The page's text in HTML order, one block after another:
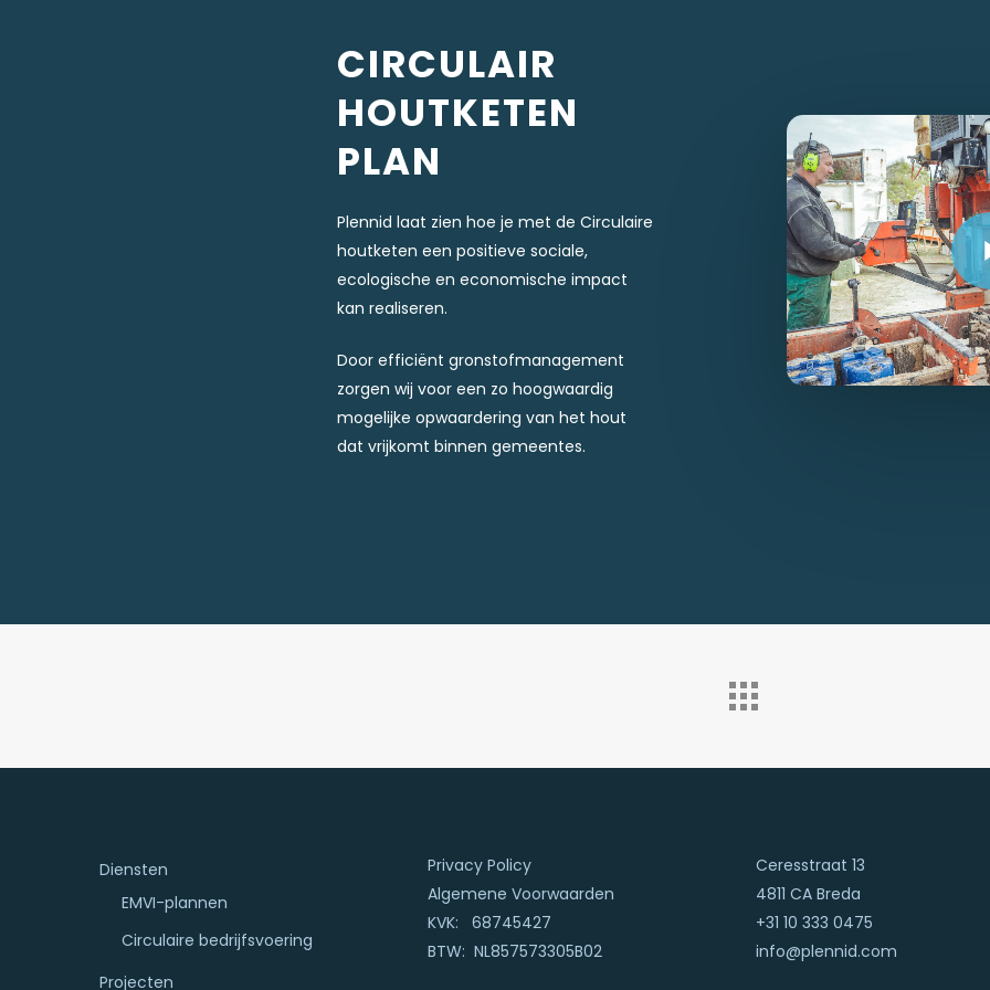
CIRCULAIR
HOUTKETEN
PLAN
Plennid laat zien hoe je met de Circulaire
houtketen een positieve sociale,
ecologische en economische impact
kan realiseren.
Door efficiënt gronstofmanagement
zorgen wij voor een zo hoogwaardig
mogelijke opwaardering van het hout
dat vrijkomt binnen gemeentes.
Play
Diensten
EMVI-plannen
Circulaire bedrijfsvoering
Projecten
Privacy Policy
Algemene Voorwaarden
KVK: 68745427
BTW: NL857573305B02
Ceresstraat 13
4811 CA Breda
+31 10 333 0475
info@plennid.com